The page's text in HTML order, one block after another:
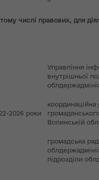
числі правових, для
2026 роки
Управління
внутрішньої
координаційна
Волинській
громадська
підрозділи